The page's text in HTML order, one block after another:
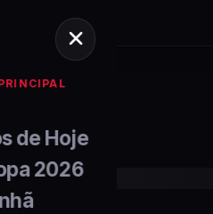
de Hoje
2026